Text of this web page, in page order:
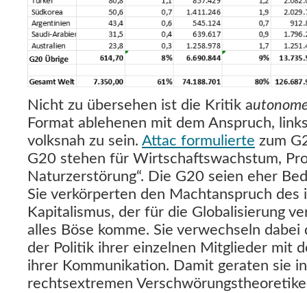
Nicht zu übersehen ist die Kritik a
Format ablehenen mit dem Anspruch,
volksnah zu sein. Attac formulierte zum
G20 stehen für Wirtschaftswachstum,
Naturzerstörung“. Die G20 seien eher
Sie verkörperten den Machtanspruch des
Kapitalismus, der für die Globalisierung
alles Böse komme. Sie verwechseln
der Politik ihrer einzelnen Mitglieder mit
ihrer Kommunikation. Damit geraten sie
rechtsextremen